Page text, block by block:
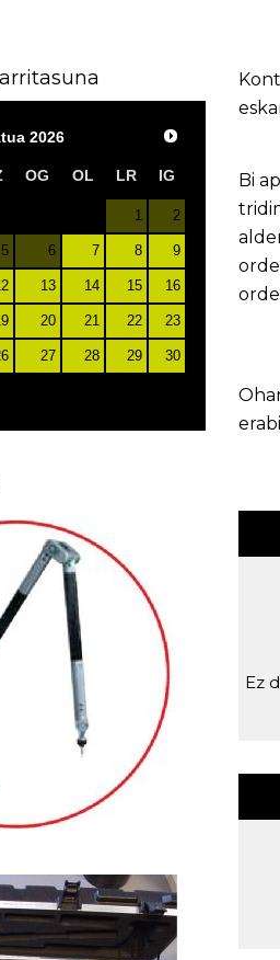
2026
OG OL LR IG
1 2
5 6 7 8 9
13 14 15 16
20 21 22 23
27 28 29 30
Bi
Ez